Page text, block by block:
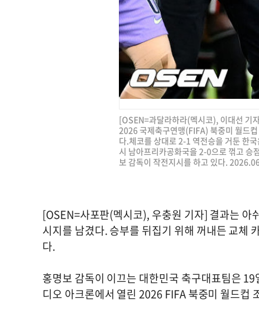
[OSEN=과달라하라(멕시코), 이대선 기
2026 국제축구연맹(FIFA) 북중미 월드
다.체코를 상대로 2-1 역전승을 거둔 한
시 남아프리카공화국을 2-0으로 꺾고 승
보 감독이 작전지시를 하고 있다.
[OSEN=사포판(멕시코), 우충원 기자] 결과는 아
시지를 남겼다. 승부를 뒤집기 위해 꺼내든 교체
다.
홍명보 감독이 이끄는 대한민국 축구대표팀은
디오 아크론에서 열린 2026 FIFA 북중미 월드컵